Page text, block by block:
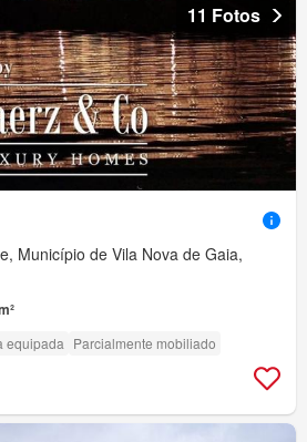
11 Fotos
Município de Vila Nova de Gaia,
equipada Parcialmente mobiliado